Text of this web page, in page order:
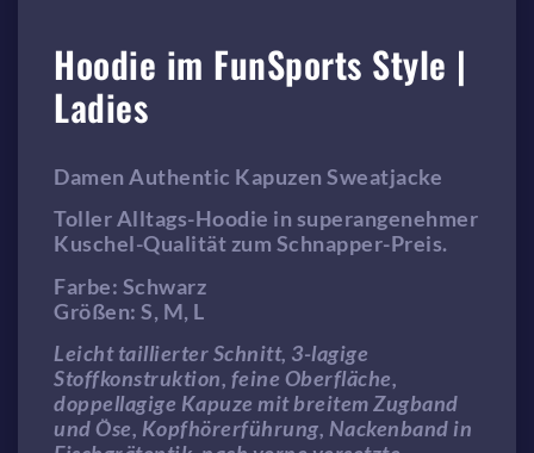
Hoodie im FunSports Style |
Ladies
Damen Authentic Kapuzen Sweatjacke
Toller Alltags-Hoodie in superangenehmer
Kuschel-Qualität zum Schnapper-Preis.
Farbe: Schwarz
Größen: S, M, L
Leicht taillierter Schnitt, 3-lagige
Stoffkonstruktion, feine Oberfläche,
doppellagige Kapuze mit breitem Zugband
und Öse, Kopfhörerführung, Nackenband in